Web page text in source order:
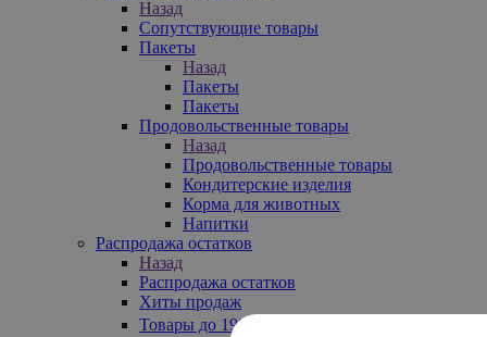
Назад
Сопутствующие товары
Пакеты
Назад
Пакеты
Пакеты
Продовольственные товары
Назад
Продовольственные товары
Кондитерские изделия
Корма для животных
Напитки
Распродажа остатков
Назад
Распродажа остатков
Хиты продаж
Товары до 199₽